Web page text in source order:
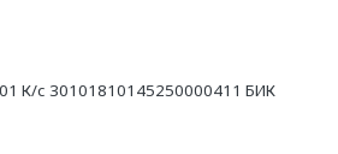
К/с 30101810145250000411 БИК